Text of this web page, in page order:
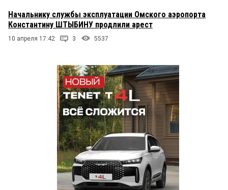
Начальнику службы эксплуатации Омского аэропорта
Константину ШТЫБИНУ продлили арест
10 апреля 17:42 3 5537